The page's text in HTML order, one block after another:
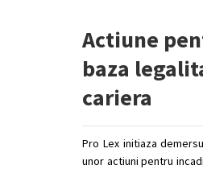
Actiune
baza
cariera
Pro Lex initiaza
unor actiuni pentru